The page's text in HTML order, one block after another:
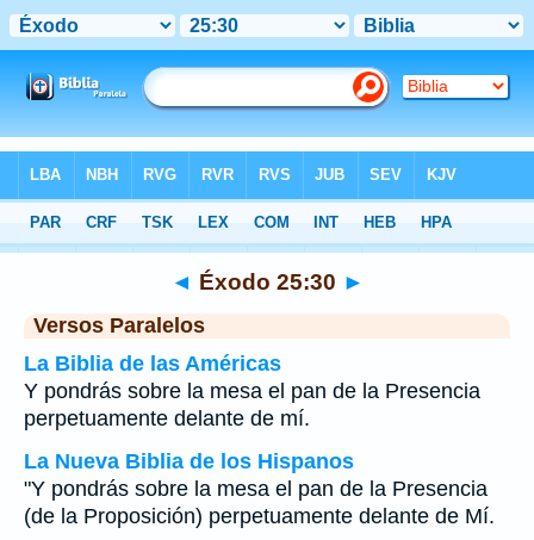
>Éxodo> Capítulo 25 > Verso 30
◄ Éxodo 25:30 ►
Versos Paralelos
La Biblia de las Américas
Y pondrás sobre la mesa el pan de la Presencia
perpetuamente delante de mí.
La Nueva Biblia de los Hispanos
"Y pondrás sobre la mesa el pan de la Presencia
(de la Proposición) perpetuamente delante de Mí.